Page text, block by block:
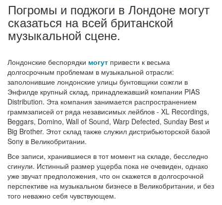
Погромы и поджоги в Лондоне могут
сказаться на всей британской
музыкальной сцене.
Лондонские беспорядки могут привести к весьма
долгосрочным проблемам в музыкальной отрасли:
заполонившие лондонские улицы бунтовщики сожгли в
Энфилде крупный склад, принадлежавший компании PIAS
Distribution. Эта компания занимается распространением
граммзаписей от ряда независимых лейблов - XL Recordings,
Beggars, Domino, Wall of Sound, Warp Defected, Sunday Best и
Big Brother. Этот склад также служил дистрибьюторской базой
Sony в Великобритании.
Все записи, хранившиеся в тот момент на складе, бесследно
сгинули. Истинный размер ущерба пока не очевиден, однако
уже звучат предположения, что он скажется в долгосрочной
перспективе на музыкальном бизнесе в Великобритании, и без
того неважно себя чувствующем.